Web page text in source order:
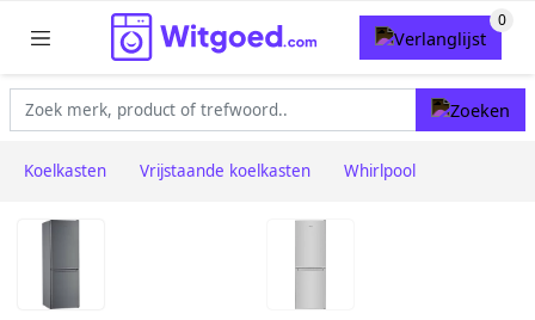
Koelkasten Vrijstaande koelkasten Whirlpool